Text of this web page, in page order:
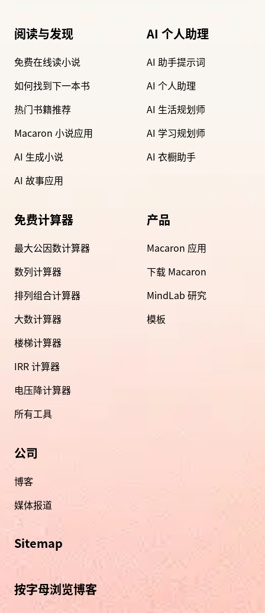
阅读与发现
免费在线读小说
如何找到下一本书
热门书籍推荐
Macaron 小说应用
AI 生成小说
AI 故事应用
AI 个人助理
AI 助手提示词
AI 个人助理
AI 生活规划师
AI 学习规划师
AI 衣橱助手
免费计算器
最大公因数计算器
数列计算器
排列组合计算器
大数计算器
楼梯计算器
IRR 计算器
电压降计算器
所有工具
产品
Macaron 应用
下载 Macaron
MindLab 研究
模板
公司
博客
媒体报道
Sitemap
按字母浏览博客